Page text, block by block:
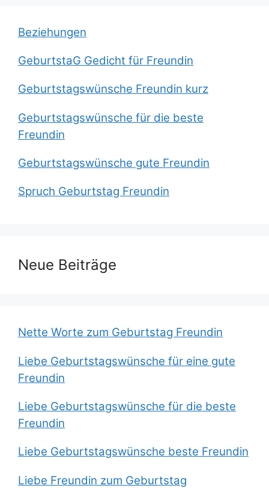
Beziehungen
GeburtstaG Gedicht für Freundin
Geburtstagswünsche Freundin kurz
Geburtstagswünsche für die beste
Freundin
Geburtstagswünsche gute Freundin
Spruch Geburtstag Freundin
Neue Beiträge
Nette Worte zum Geburtstag Freundin
Liebe Geburtstagswünsche für eine gute
Freundin
Liebe Geburtstagswünsche für die beste
Freundin
Liebe Geburtstagswünsche beste Freundin
Liebe Freundin zum Geburtstag